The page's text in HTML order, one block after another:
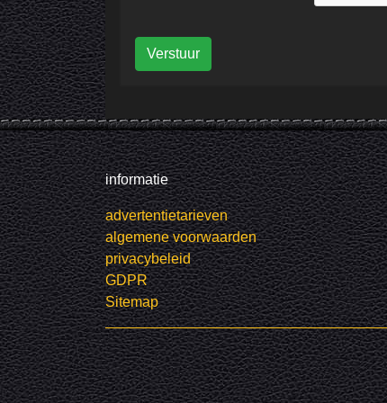
Verstuur
informatie
advertentietarieven
algemene voorwaarden
privacybeleid
GDPR
Sitemap